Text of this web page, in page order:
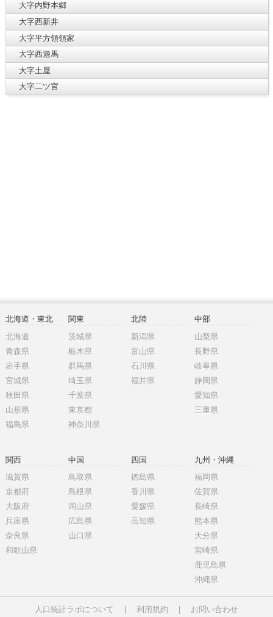
大字内野本郷
大字西新井
大字平方領領家
大字西遊馬
大字土屋
大字二ツ宮
北海道・東北
北海道
青森県
岩手県
宮城県
秋田県
山形県
福島県
関東
茨城県
栃木県
群馬県
埼玉県
千葉県
東京都
神奈川県
北陸
新潟県
富山県
石川県
福井県
中部
山梨県
長野県
岐阜県
静岡県
愛知県
三重県
関西
滋賀県
京都府
大阪府
兵庫県
奈良県
和歌山県
中国
鳥取県
島根県
岡山県
広島県
山口県
四国
徳島県
香川県
愛媛県
高知県
九州・沖縄
福岡県
佐賀県
長崎県
熊本県
大分県
宮崎県
鹿児島県
沖縄県
人口統計ラボについて 利用規約 お問い合わせ